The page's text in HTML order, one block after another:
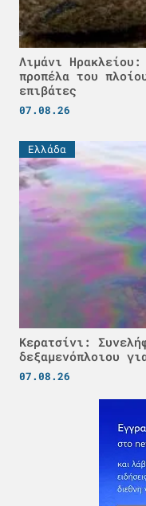
Λιμάνι
προπέλα του
επιβάτες
07.08.26
Ελλάδα
Κερατσίνι:
δεξαμενόπλοιου
07.08.26